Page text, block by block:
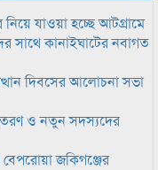
যাওয়া হচ্ছে আটগ্রামে
সাথে কানাইঘাটের নবাগত
দিবসের আলোচনা সভা
ও নতুন সদস্যদের
জকিগঞ্জের